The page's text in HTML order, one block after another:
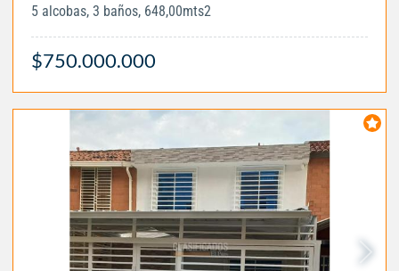
5 alcobas, 3 baños, 648,00mts2
$750.000.000